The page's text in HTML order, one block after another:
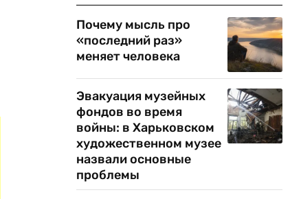
Почему мысль про
«последний раз»
меняет человека
Эвакуация музейных
фондов во время
войны: в Харьковском
художественном музее
назвали основные
проблемы